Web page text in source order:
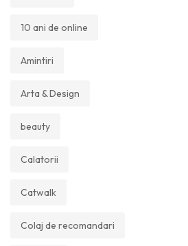
10 ani de online
Amintiri
Arta & Design
beauty
Calatorii
Catwalk
Colaj de recomandari